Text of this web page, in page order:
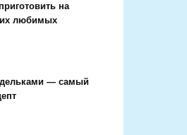
на
любимых
— самый